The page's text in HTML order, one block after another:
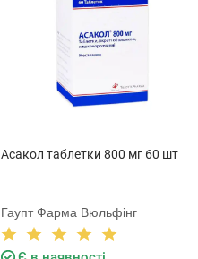
Асакол таблетки 800 мг 60 шт
Гаупт Фарма Вюльфінг